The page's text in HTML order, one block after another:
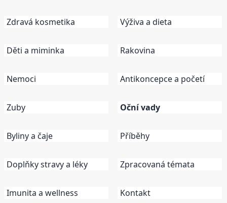
Zdravá kosmetika
Děti a miminka
Nemoci
Zuby
Byliny a čaje
Doplňky stravy a léky
Imunita a wellness
Výživa a dieta
Rakovina
Antikoncepce a početí
Oční vady
Příběhy
Zpracovaná témata
Kontakt